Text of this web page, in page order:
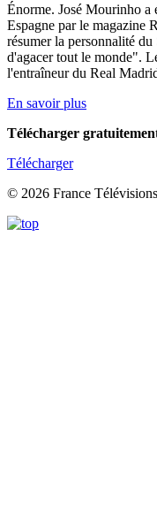
Énorme. José Mourinho a
Espagne par le
résumer la personnalité
d'agacer tout le monde".
l'entraîneur du Real
En savoir plus
Télécharger
Télécharger
© 2026 France Télévisions